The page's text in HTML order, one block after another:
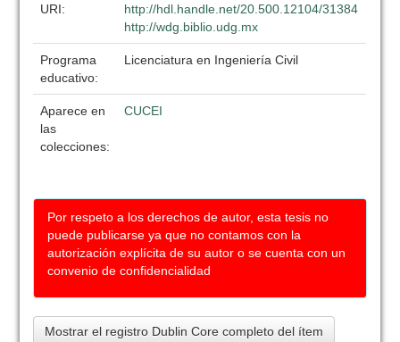
URI:
http://hdl.handle.net/20.500.12104/31384
http://wdg.biblio.udg.mx
Programa
educativo:
Licenciatura en Ingeniería Civil
Aparece en
las
colecciones:
CUCEI
Por respeto a los derechos de autor, esta tesis no
puede publicarse ya que no contamos con la
autorización explícita de su autor o se cuenta con un
convenio de confidencialidad
Mostrar el registro Dublin Core completo del ítem